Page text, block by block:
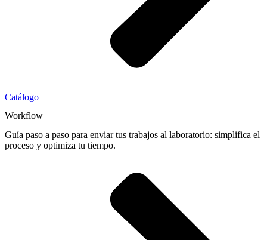
Catálogo
Workflow
Guía paso a paso para enviar tus trabajos al laboratorio: simplifica el
proceso y optimiza tu tiempo.